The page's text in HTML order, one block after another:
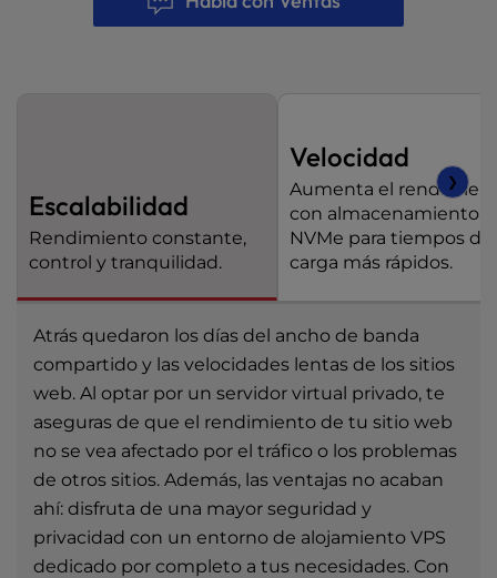
Escalabilidad
Rendimiento constante,
control y tranquilidad.
Velocidad
Aumenta el
con
NVMe para tiempos de
carga más rápidos.
❯
Atrás quedaron los días del ancho de banda
compartido y las velocidades lentas de los sitios
web. Al optar por un servidor virtual privado, te
aseguras de que el rendimiento de tu sitio web
no se vea afectado por el tráfico o los problemas
de otros sitios. Además, las ventajas no acaban
ahí: disfruta de una mayor seguridad y
privacidad con un entorno de alojamiento VPS
dedicado por completo a tus necesidades. Con